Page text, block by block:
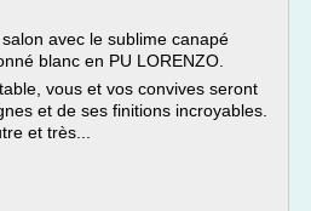
avec le sublime canapé
blanc en PU LORENZO.
vous et vos convives seront
et de ses finitions incroyables.
et très...